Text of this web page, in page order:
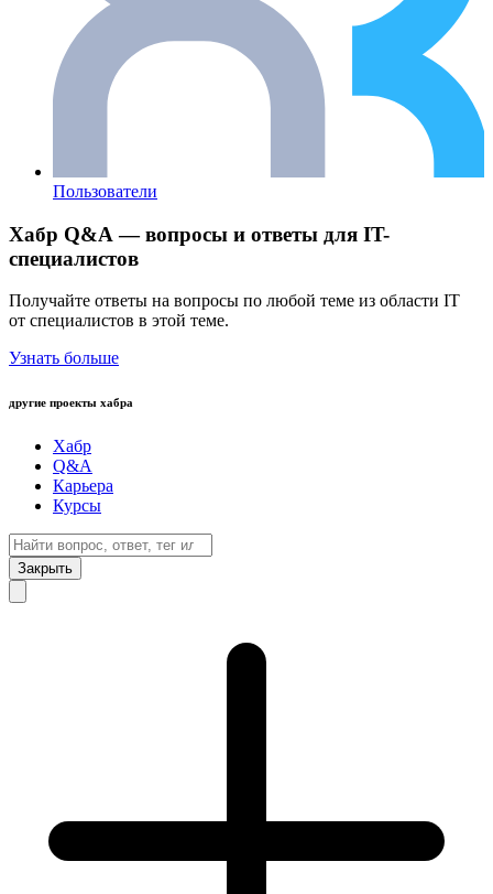
Пользователи
Хабр Q&A — вопросы и ответы для IT-
специалистов
Получайте ответы на вопросы по любой теме из области IT
от специалистов в этой теме.
Узнать больше
другие проекты хабра
Хабр
Q&A
Карьера
Курсы
Закрыть